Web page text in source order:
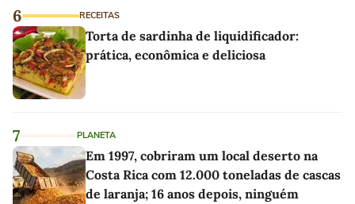
6 RECEITAS
Torta de sardinha de liquidificador:
prática, econômica e deliciosa
7 PLANETA
Em 1997, cobriram um local deserto na
Costa Rica com 12.000 toneladas de cascas
de laranja; 16 anos depois, ninguém